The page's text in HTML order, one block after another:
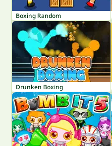
Boxing Random
Drunken Boxing